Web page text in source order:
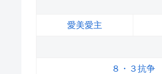
愛美愛主
８・３抗争